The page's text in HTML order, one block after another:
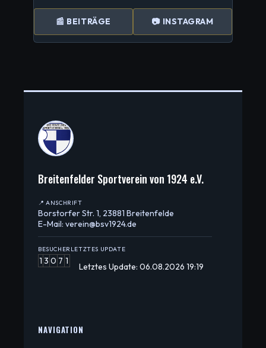
📰 BEITRÄGE 📷 INSTAGRAM
Breitenfelder Sportverein von 1924 e.V.
📍 ANSCHRIFT
Borstorfer Str. 1, 23881 Breitenfelde
E-Mail: verein@bsv1924.de
BESUCHER
1 3 0 7 1
LETZTES UPDATE
Letztes Update: 06.08.2026 19:19
NAVIGATION